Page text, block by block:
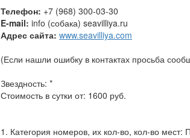
Телефон: +7 (968) 300-03-30
E-mail: info (собака) seavilliya.ru
Адрес сайта: www.seavilliya.com
(Если нашли ошибку в контактах просьба
Звездность: *
Стоимость в сутки от: 1600 руб.
1. Категория номеров, их кол-во, кол-во мест: